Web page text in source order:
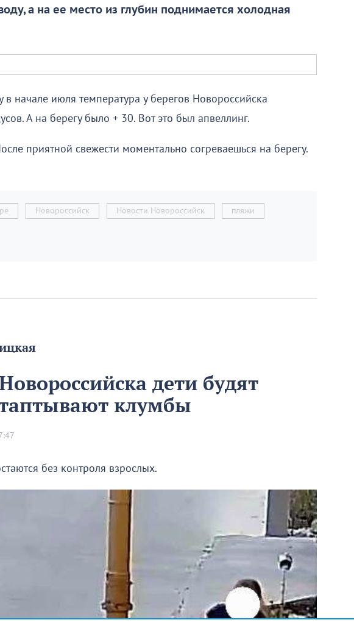
а на ее место из глубин поднимается холодная
в начале июля температура у берегов Новороссийска
А на берегу было + 30. Вот это был апвеллинг.
приятной свежести моментально согреваешься на берегу.
Новороссийск Новости Новороссийск пляжи
дети будят
клумбы
без контроля взрослых.